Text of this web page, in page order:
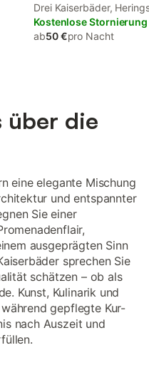
Drei Kaiserbäder,
Kostenlose Stornierung
ab50 €pro Nacht
über die
eine elegante Mischung
und entspannter
Sie einer
ausgeprägten Sinn
sprechen Sie
schätzen – ob als
Kunst, Kulinarik und
gepflegte Kur-
nach Auszeit und